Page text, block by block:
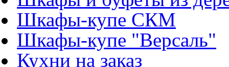
Шкафы-купе СКМ
Шкафы-купе "Версаль"
Кухни на заказ